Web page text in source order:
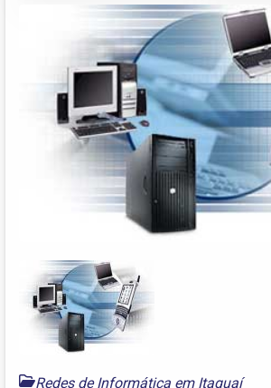
Redes de Informática em Itaguaí